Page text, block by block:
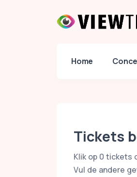
Home
Tickets
Klik op 0 tickets
Vul de andere